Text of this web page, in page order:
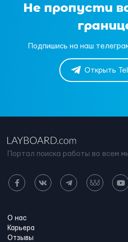
Не пропусти
Подпишись на наш
Открыть
Портал поиска работы во всем
О нас
Карьера
Отзывы